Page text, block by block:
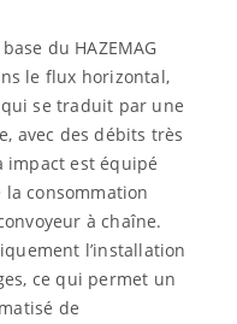
du HAZEMAG
le flux horizontal,
se traduit par une
avec des débits très
impact est équipé
la consommation
à chaîne.
l’installation
ce qui permet un
de